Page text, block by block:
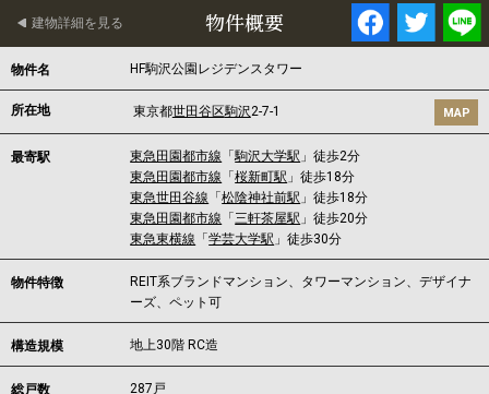
物件概要
建物詳細を見る
物件名 HF駒沢公園レジデンスタワー
所在地 東京都世田谷区駒沢2-7-1 MAP
最寄駅 東急田園都市線 「駒沢大学駅 」徒歩2分
東急田園都市線 「桜新町駅 」徒歩18分
東急世田谷線 「松陰神社前駅 」徒歩18分
東急田園都市線 「三軒茶屋駅 」徒歩20分
東急東横線 「学芸大学駅 」徒歩30分
物件特徴
REIT系ブランドマンション、タワーマンション、デザイナ
ーズ、ペット可
構造規模 地上30階 RC造
総戸数 287戸